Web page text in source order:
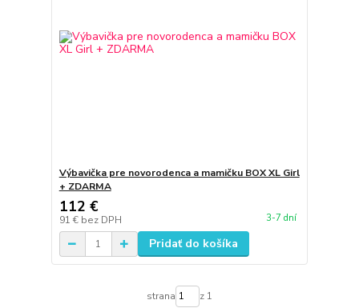
Výbavička pre novorodenca a mamičku BOX XL Girl
+ ZDARMA
112 €
91 € bez DPH 3-7 dní
Pridať do košíka
strana z 1